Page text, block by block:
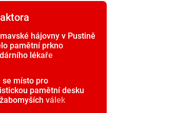
hájovny v Pustině
pamětní prkno
lékaře
se místo pro
pamětní desku
válek